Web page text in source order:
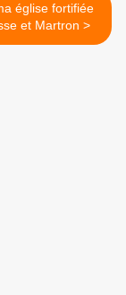
église fortifiée
de Boresse et Martron >